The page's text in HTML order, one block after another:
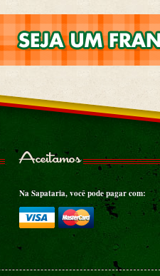
Aceitamos
Na Sapataria, você pode pagar com: